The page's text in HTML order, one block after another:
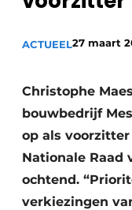
Vacatures
Binnenklimaat
Brandbeveiliging
Ventilatie
Warmtepompen
ACTUEEL27 maart
Christophe
bouwbedrijf
op als
Nationale Raad
ochtend.
verkiezingen